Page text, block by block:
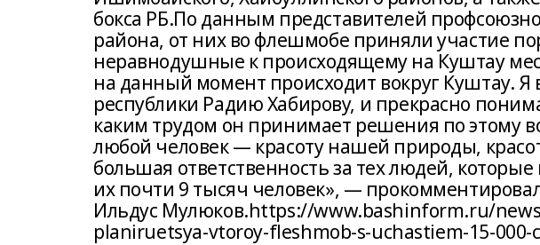
бокса РБ.По данным представителей
района, от них во флешмобе приняли участие
неравнодушные к происходящему на Куштау
на данный момент происходит вокруг Куштау.
республики Радию Хабирову, и прекрасно
каким трудом он принимает решения по этому
любой человек — красоту нашей природы,
большая ответственность за тех людей, которые
их почти 9 тысяч человек», —
Ильдус Мулюков.https://www.bashinform.ru/
planiruetsya-vtoroy-fleshmob-s-uchastiem-15-000-